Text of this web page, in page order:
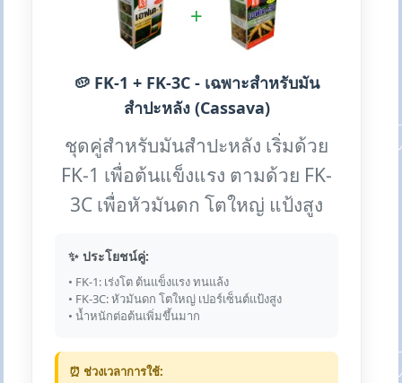
+
🥔 FK-1 + FK-3C - เฉพาะสำหรับมัน
สำปะหลัง (Cassava)
ชุดคู่สำหรับมันสำปะหลัง เริ่มด้วย
FK-1 เพื่อต้นแข็งแรง ตามด้วย FK-
3C เพื่อหัวมันดก โตใหญ่ แป้งสูง
✨ ประโยชน์คู่:
• FK-1: เร่งโต ต้นแข็งแรง ทนแล้ง
• FK-3C: หัวมันดก โตใหญ่ เปอร์เซ็นต์แป้งสูง
• น้ำหนักต่อต้นเพิ่มขึ้นมาก
⏰ ช่วงเวลาการใช้: